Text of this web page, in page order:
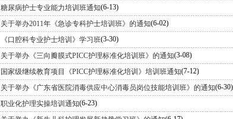
糖尿病护士专业能力培训班通知(6-13)
关于举办2011年《急诊专科护士培训班》的通知(6-02)
《口腔科专业护士培训》学习班(3-30)
关于举办《三向瓣膜式PICC护理标准化培训班》的通知(3-08)
国家级继续教育项目《PICC护理标准化培训》培训班通知(7-12)
关于举办《广东省医院消毒供应中心消毒员岗位技能培训班》的通知(6-30)
职业化护理实操培训通知(6-23)